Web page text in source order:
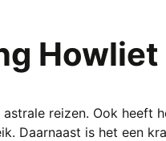
Howliet
reizen. Ook heeft
Daarnaast is het een